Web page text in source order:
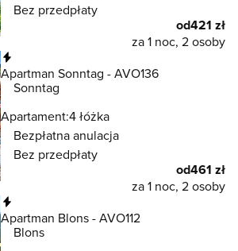
Bez przedpłaty
od421 zł
za 1 noc, 2 osoby
Apartman Sonntag - AVO136
Sonntag
Apartament:4 łóżka
Bezpłatna anulacja
Bez przedpłaty
od461 zł
za 1 noc, 2 osoby
Apartman Blons - AVO112
Blons